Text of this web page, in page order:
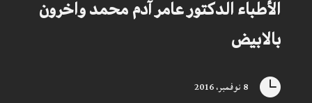
الأطباء الدكتور عامر آدم محمد واخرون
بالابيض
 8 نوفمبر، 2016